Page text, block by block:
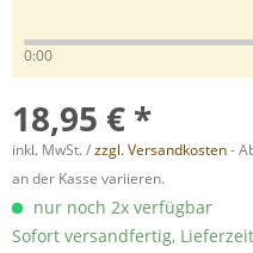
0:00
18,95 € *
inkl. MwSt. /zzgl. Versandkosten-
an der Kasse variieren.
nur noch 2x verfügbar
Sofort versandfertig,